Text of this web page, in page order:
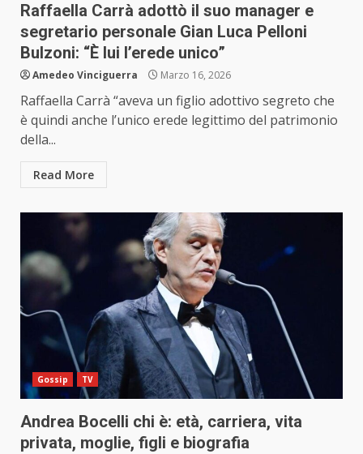
Raffaella Carrà adottò il suo manager e
segretario personale Gian Luca Pelloni
Bulzoni: “È lui l’erede unico”
Amedeo Vinciguerra Marzo 16, 2026
Raffaella Carrà “aveva un figlio adottivo segreto che
è quindi anche l’unico erede legittimo del patrimonio
della...
Read More
Gossip TV
Andrea Bocelli chi è: età, carriera, vita
privata, moglie, figli e biografia